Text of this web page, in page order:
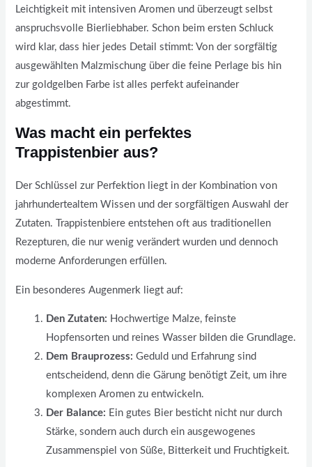
Leichtigkeit mit intensiven Aromen und überzeugt selbst
anspruchsvolle Bierliebhaber. Schon beim ersten Schluck
wird klar, dass hier jedes Detail stimmt: Von der sorgfältig
ausgewählten Malzmischung über die feine Perlage bis hin
zur goldgelben Farbe ist alles perfekt aufeinander
abgestimmt.
Was macht ein perfektes
Trappistenbier aus?
Der Schlüssel zur Perfektion liegt in der Kombination von
jahrhundertealtem Wissen und der sorgfältigen Auswahl der
Zutaten. Trappistenbiere entstehen oft aus traditionellen
Rezepturen, die nur wenig verändert wurden und dennoch
moderne Anforderungen erfüllen.
Ein besonderes Augenmerk liegt auf:
Den Zutaten: Hochwertige Malze, feinste
Hopfensorten und reines Wasser bilden die Grundlage.
Dem Brauprozess: Geduld und Erfahrung sind
entscheidend, denn die Gärung benötigt Zeit, um ihre
komplexen Aromen zu entwickeln.
Der Balance: Ein gutes Bier besticht nicht nur durch
Stärke, sondern auch durch ein ausgewogenes
Zusammenspiel von Süße, Bitterkeit und Fruchtigkeit.